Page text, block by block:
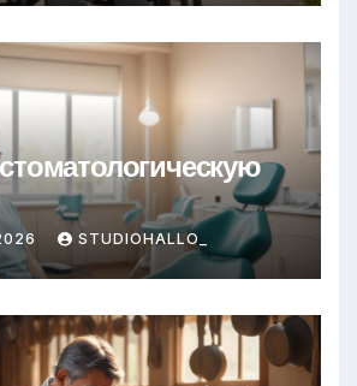
STUDIOHALLO_